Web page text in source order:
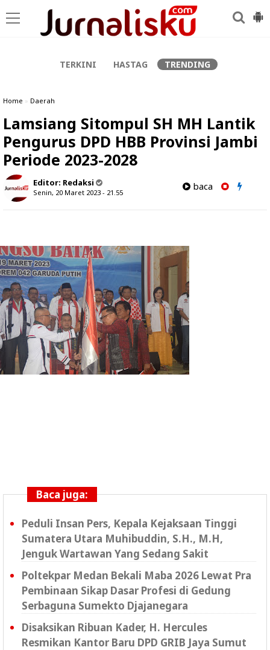
TERKINI HASTAG TRENDING
Home » Daerah
Lamsiang Sitompul SH MH Lantik
Pengurus DPD HBB Provinsi Jambi
Periode 2023-2028
Editor: Redaksi
Senin, 20 Maret 2023 - 21.55
baca
Baca juga:
Peduli Insan Pers, Kepala Kejaksaan Tinggi
Sumatera Utara Muhibuddin, S.H., M.H,
Jenguk Wartawan Yang Sedang Sakit
Poltekpar Medan Bekali Maba 2026 Lewat Pra
Pembinaan Sikap Dasar Profesi di Gedung
Serbaguna Sumekto Djajanegara
Disaksikan Ribuan Kader, H. Hercules
Resmikan Kantor Baru DPD GRIB Jaya Sumut